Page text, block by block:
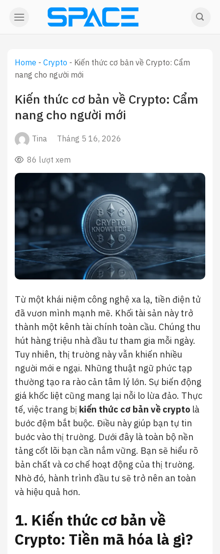
Home - Crypto - Kiến thức cơ bản về Crypto: Cẩm
nang cho người mới
Kiến thức cơ bản về Crypto: Cẩm
nang cho người mới
Tina Tháng 5 16, 2026
86 lượt xem
Từ một khái niệm công nghệ xa lạ, tiền điện tử
đã vươn mình mạnh mẽ. Khối tài sản này trở
thành một kênh tài chính toàn cầu. Chúng thu
hút hàng triệu nhà đầu tư tham gia mỗi ngày.
Tuy nhiên, thị trường này vẫn khiến nhiều
người mới e ngại. Những thuật ngữ phức tạp
thường tạo ra rào cản tâm lý lớn. Sự biến động
giá khốc liệt cũng mang lại nỗi lo lừa đảo. Thực
tế, việc trang bị kiến thức cơ bản về crypto là
bước đệm bắt buộc. Điều này giúp bạn tự tin
bước vào thị trường. Dưới đây là toàn bộ nền
tảng cốt lõi bạn cần nắm vững. Bạn sẽ hiểu rõ
bản chất và cơ chế hoạt động của thị trường.
Nhờ đó, hành trình đầu tư sẽ trở nên an toàn
và hiệu quả hơn.
1. Kiến thức cơ bản về
Crypto: Tiền mã hóa là gì?